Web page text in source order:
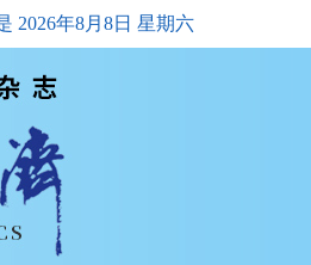
2026年8月8日 星期六